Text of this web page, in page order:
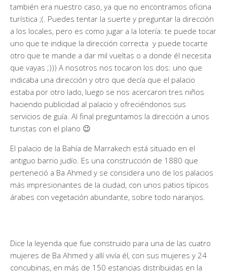
también era nuestro caso, ya que no encontramos oficina
turística ;(. Puedes tentar la suerte y preguntar la dirección
a los locales, pero es como jugar a la lotería: te puede tocar
uno que te indique la dirección correcta y puede tocarte
otro que te mande a dar mil vueltas o a donde él necesita
que vayas ;))) A nosotros nos tocaron los dos: uno que
indicaba una dirección y otro que decía que el palacio
estaba por otro lado, luego se nos acercaron tres niños
haciendo publicidad al palacio y ofreciéndonos sus
servicios de guía. Al final preguntamos la dirección a unos
turistas con el plano 😉
El palacio de la Bahía de Marrakech está situado en el
antiguo barrio judío. Es una construcción de 1880 que
perteneció a Ba Ahmed y se considera uno de los palacios
más impresionantes de la ciudad, con unos patios típicos
árabes con vegetación abundante, sobre todo naranjos.
Dice la leyenda que fue construido para una de las cuatro
mujeres de Ba Ahmed y allí vivía él, con sus mujeres y 24
concubinas, en más de 150 estancias distribuidas en la